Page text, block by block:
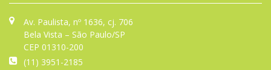
Av. Paulista, nº 1636, cj. 706
Bela Vista – São Paulo/SP
CEP 01310-200
(11) 3951-2185